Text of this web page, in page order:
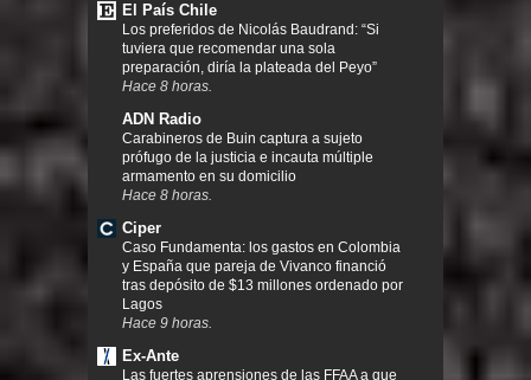
El País Chile
Los preferidos de Nicolás Baudrand: “Si
tuviera que recomendar una sola
preparación, diría la plateada del Peyo”
Hace 8 horas.
ADN Radio
Carabineros de Buin captura a sujeto
prófugo de la justicia e incauta múltiple
armamento en su domicilio
Hace 8 horas.
Ciper
Caso Fundamenta: los gastos en Colombia
y España que pareja de Vivanco financió
tras depósito de $13 millones ordenado por
Lagos
Hace 9 horas.
Ex-Ante
Las fuertes aprensiones de las FFAA a que